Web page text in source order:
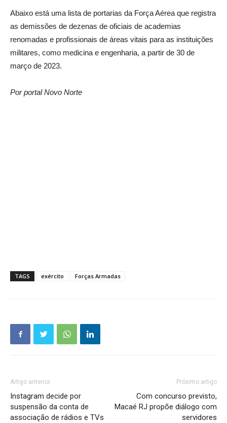
Abaixo está uma lista de portarias da Força Aérea que registra
as demissões de dezenas de oficiais de academias
renomadas e profissionais de áreas vitais para as instituições
militares, como medicina e engenharia, a partir de 30 de
março de 2023.
Por portal Novo Norte
TAGS exército Forças Armadas
Artigo anterior
Instagram decide por
suspensão da conta de
associação de rádios e TVs
Próximo artigo
Com concurso previsto,
Macaé RJ propõe diálogo com
servidores